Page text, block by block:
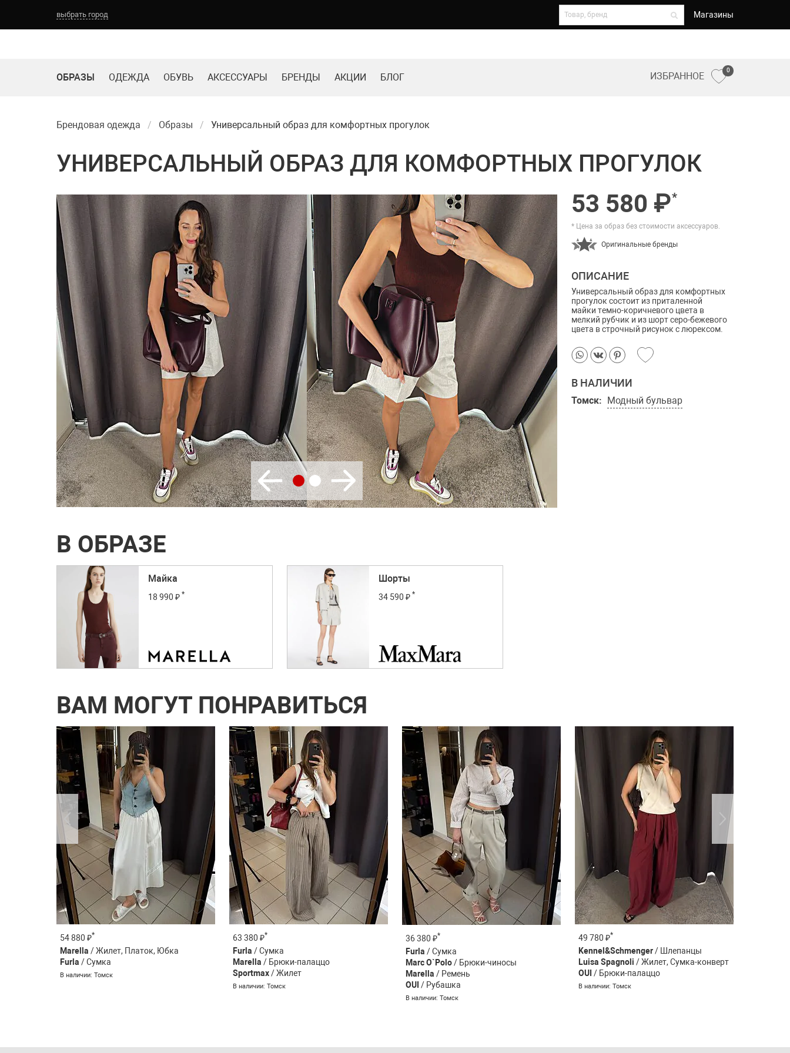
выбрать город Магазины
ОБРАЗЫ ОДЕЖДА ОБУВЬ АКСЕССУАРЫ БРЕНДЫ АКЦИИ БЛОГ ИЗБРАННОЕ
0
Брендовая одежда Образы Универсальный образ для комфортных прогулок
УНИВЕРСАЛЬНЫЙ ОБРАЗ ДЛЯ КОМФОРТНЫХ ПРОГУЛОК
53 580 ₽*
* Цена за образ без стоимости аксессуаров.
Оригинальные бренды
ОПИСАНИЕ
Универсальный образ для комфортных
прогулок состоит из приталенной
майки темно-коричневого цвета в
мелкий рубчик и из шорт серо-бежевого
цвета в строчный рисунок с люрексом.
В НАЛИЧИИ
Томск: Модный бульвар
В ОБРАЗЕ
Майка
18 990 ₽ *
Шорты
34 590 ₽ *
ВАМ МОГУТ ПОНРАВИТЬСЯ
54 880 ₽*
Marella / Жилет, Платок, Юбка
Furla / Сумка
В наличии: Томск
63 380 ₽*
Furla / Сумка
Marella / Брюки-палаццо
Sportmax/ Жилет
В наличии: Томск
36 380 ₽*
Furla / Сумка
Marc O`Polo/ Брюки-чиносы
Marella / Ремень
OUI / Рубашка
В наличии: Томск
49 780 ₽*
Kennel&Schmenger/ Шлепанцы
Luisa Spagnoli / Жилет, Сумка-конверт
OUI / Брюки-палаццо
В наличии: Томск